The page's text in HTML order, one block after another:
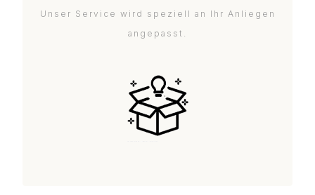
Unser Service wird speziell an Ihr Anliegen
angepasst.